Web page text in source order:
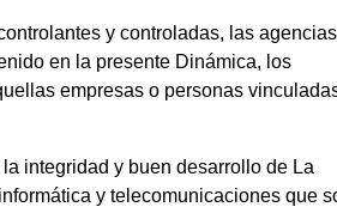
y controladas, las agencias
en la presente Dinámica, los
empresas o personas
integridad y buen desarrollo de La
y telecomunicaciones que